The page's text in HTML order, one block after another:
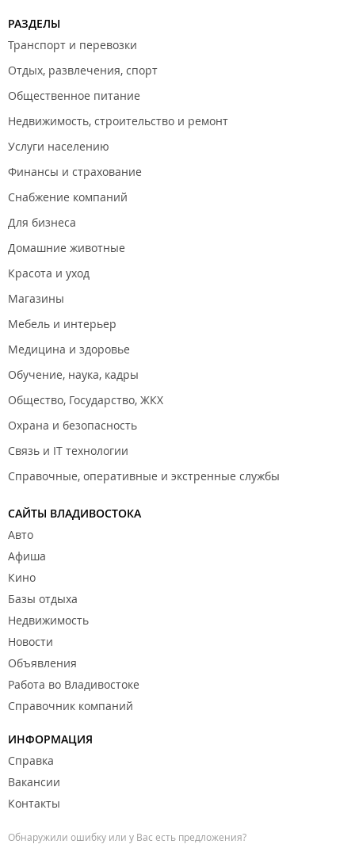
РАЗДЕЛЫ
Транспорт и перевозки
Отдых, развлечения, спорт
Общественное питание
Недвижимость, строительство и ремонт
Услуги населению
Финансы и страхование
Снабжение компаний
Для бизнеса
Домашние животные
Красота и уход
Магазины
Мебель и интерьер
Медицина и здоровье
Обучение, наука, кадры
Общество, Государство, ЖКХ
Охрана и безопасность
Связь и IT технологии
Справочные, оперативные и экстренные службы
САЙТЫ ВЛАДИВОСТОКА
Авто
Афиша
Кино
Базы отдыха
Недвижимость
Новости
Объявления
Работа во Владивостоке
Справочник компаний
ИНФОРМАЦИЯ
Справка
Вакансии
Контакты
Обнаружили ошибку или у Вас есть предложения?